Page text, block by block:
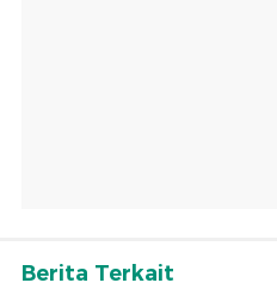
Berita Terkait